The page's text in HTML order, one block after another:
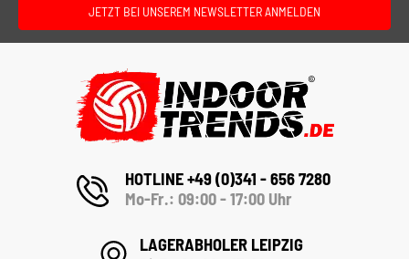
JETZT BEI UNSEREM NEWSLETTER ANMELDEN
HOTLINE +49 (0)341 - 656 7280
Mo-Fr.: 09:00 - 17:00 Uhr
LAGERABHOLER LEIPZIG